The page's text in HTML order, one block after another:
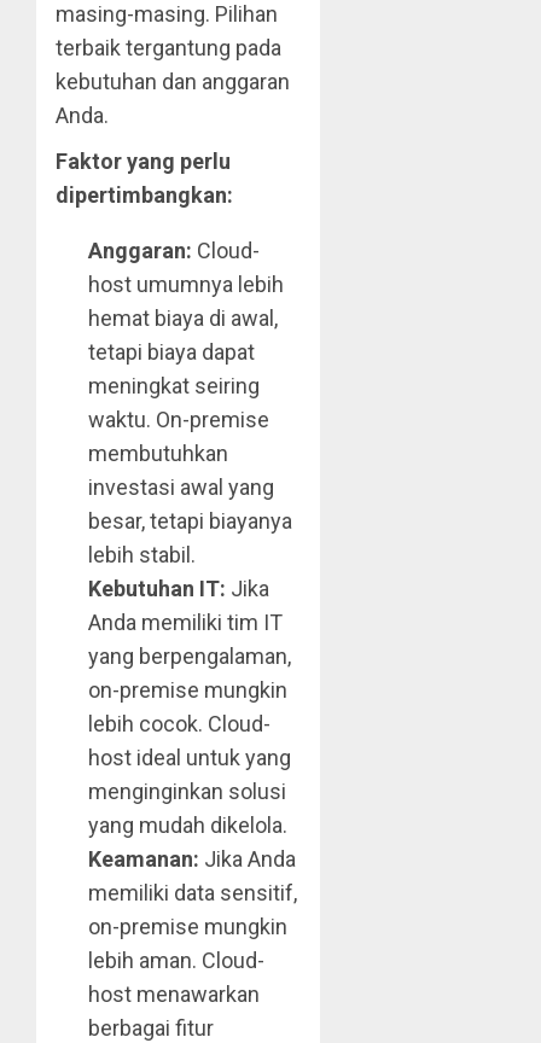
masing-masing. Pilihan
terbaik tergantung pada
kebutuhan dan anggaran
Anda.
Faktor yang perlu
dipertimbangkan:
Anggaran: Cloud-
host umumnya lebih
hemat biaya di awal,
tetapi biaya dapat
meningkat seiring
waktu. On-premise
membutuhkan
investasi awal yang
besar, tetapi biayanya
lebih stabil.
Kebutuhan IT: Jika
Anda memiliki tim IT
yang berpengalaman,
on-premise mungkin
lebih cocok. Cloud-
host ideal untuk yang
menginginkan solusi
yang mudah dikelola.
Keamanan: Jika Anda
memiliki data sensitif,
on-premise mungkin
lebih aman. Cloud-
host menawarkan
berbagai fitur